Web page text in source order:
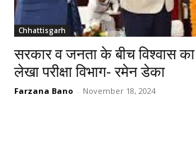
Chhattisgarh
सरकार व जनता के बीच विश्वास
लेखा परीक्षा विभाग- रमेन डेका
Farzana Bano - November 18, 2024